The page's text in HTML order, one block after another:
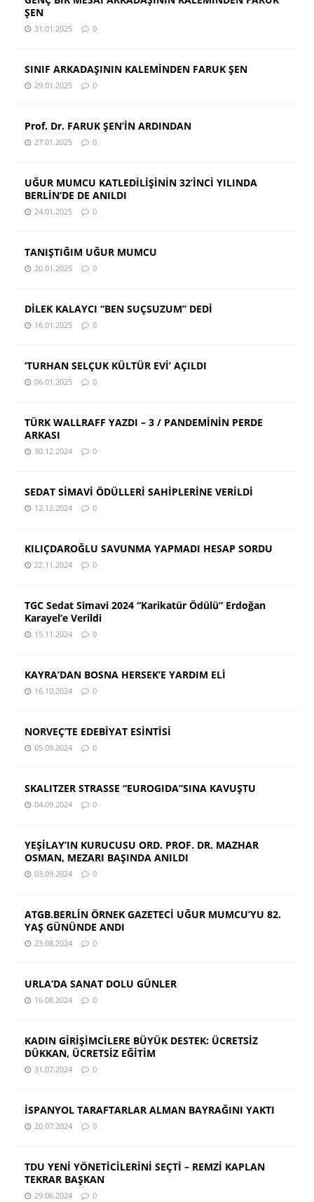
ŞEN
31.01.2025 0
SINIF ARKADAŞININ KALEMİNDEN FARUK ŞEN
29.01.2025 0
Prof. Dr. FARUK ŞEN’İN ARDINDAN
27.01.2025 0
UĞUR MUMCU KATLEDİLİŞİNİN 32’İNCİ YILINDA
BERLİN’DE DE ANILDI
24.01.2025 0
TANIŞTIĞIM UĞUR MUMCU
20.01.2025 0
DİLEK KALAYCI “BEN SUÇSUZUM” DEDİ
16.01.2025 0
‘TURHAN SELÇUK KÜLTÜR EVİ’ AÇILDI
06.01.2025 0
TÜRK WALLRAFF YAZDI – 3 / PANDEMİNİN PERDE
ARKASI
30.12.2024 0
SEDAT SİMAVİ ÖDÜLLERİ SAHİPLERİNE VERİLDİ
12.12.2024 0
KILIÇDAROĞLU SAVUNMA YAPMADI HESAP SORDU
22.11.2024 0
TGC Sedat Simavi 2024 “Karikatür Ödülü” Erdoğan
Karayel’e Verildi
15.11.2024 0
KAYRA’DAN BOSNA HERSEK’E YARDIM ELİ
16.10.2024 0
NORVEÇ’TE EDEBİYAT ESİNTİSİ
05.09.2024 0
SKALITZER STRASSE “EUROGIDA”SINA KAVUŞTU
04.09.2024 0
YEŞİLAY’IN KURUCUSU ORD. PROF. DR. MAZHAR
OSMAN, MEZARI BAŞINDA ANILDI
03.09.2024 0
ATGB.BERLİN ÖRNEK GAZETECİ UĞUR MUMCU’YU 82.
YAŞ GÜNÜNDE ANDI
23.08.2024 0
URLA’DA SANAT DOLU GÜNLER
16.08.2024 0
KADIN GİRİŞİMCİLERE BÜYÜK DESTEK: ÜCRETSİZ
DÜKKAN, ÜCRETSİZ EĞİTİM
31.07.2024 0
İSPANYOL TARAFTARLAR ALMAN BAYRAĞINI YAKTI
20.07.2024 0
TDU YENİ YÖNETİCİLERİNİ SEÇTİ – REMZİ KAPLAN
TEKRAR BAŞKAN
29.06.2024 0